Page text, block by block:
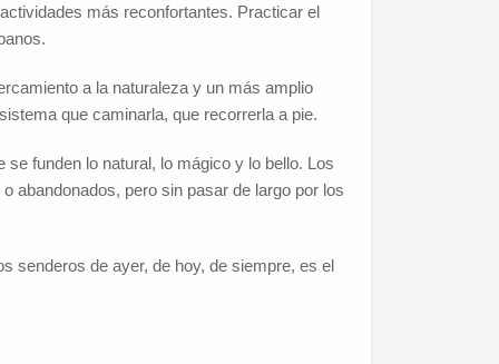
más reconfortantes. Practicar el
a la naturaleza y un más amplio
que caminarla, que recorrerla a pie.
funden lo natural, lo mágico y lo bello. Los
abandonados, pero sin pasar de largo por los
senderos de ayer, de hoy, de siempre, es el